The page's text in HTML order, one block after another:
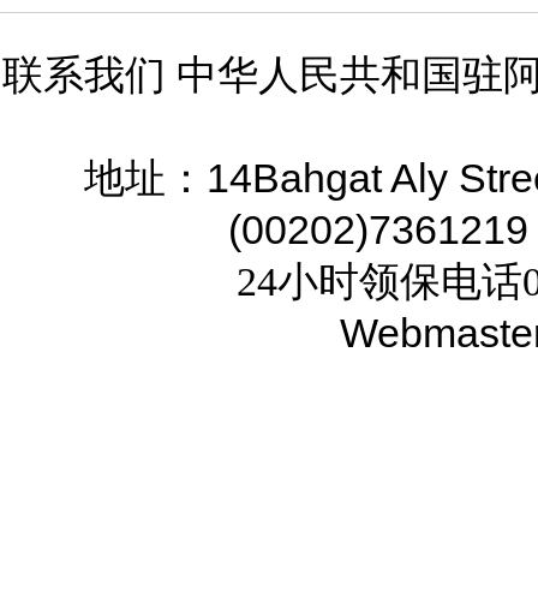
联系我们 中华人民共和国驻
地址： 14Bahgat Aly
(00202)7361219
24小时领保电话